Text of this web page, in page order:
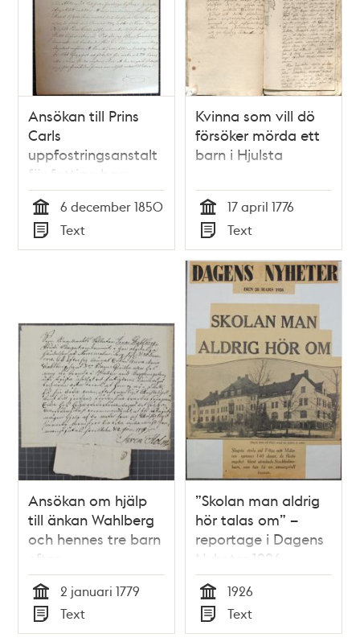
Ansökan till Prins
Carls
uppfostringsanstalt
för fattiga barn
1850
Tid
6 december 1850
Typ
Text
Kvinna som vill dö
försöker mörda ett
barn i Hjulsta
Tid
17 april 1776
Typ
Text
Ansökan om hjälp
till änkan Wahlberg
och hennes tre barn
efter
Norrmalmstorgsolyckan
1778
Tid
2 januari 1779
Typ
Text
”Skolan man aldrig
hör talas om” –
reportage i Dagens
Nyheter 1926
Tid
1926
Typ
Text